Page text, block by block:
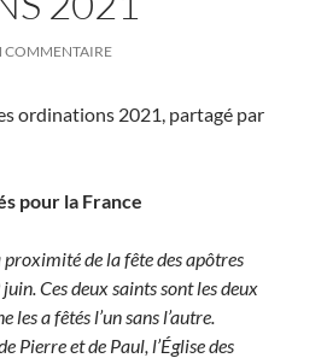
COMMENTAIRE
ordinations 2021, partagé par
pour la France
de la fête des apôtres
Ces deux saints sont les deux
a fêtés l’un sans l’autre.
Pierre et de Paul, l’Église des